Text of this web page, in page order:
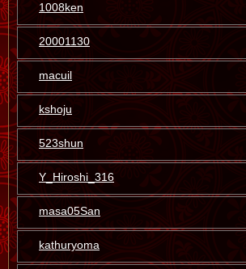
1008ken
20001130
macuil
kshoju
523shun
Y_Hiroshi_316
masa05San
kathuryoma